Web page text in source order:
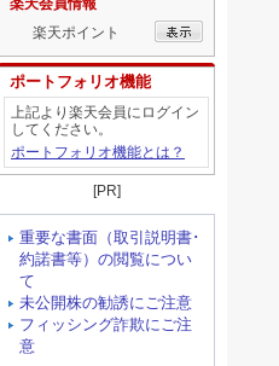
楽天ポイント
ポートフォリオ機能
上記より楽天会員にログイン
してください。
ポートフォリオ機能とは？
[PR]
重要な書面（取引説明書･
約諾書等）の閲覧につい
て
未公開株の勧誘にご注意
フィッシング詐欺にご注
意